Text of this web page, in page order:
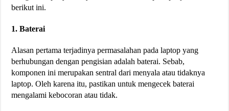
berikut ini.
1. Baterai
Alasan pertama terjadinya permasalahan pada laptop yang
berhubungan dengan pengisian adalah baterai. Sebab,
komponen ini merupakan sentral dari menyala atau tidaknya
laptop. Oleh karena itu, pastikan untuk mengecek baterai
mengalami kebocoran atau tidak.